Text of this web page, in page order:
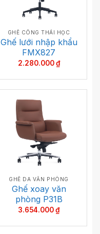
GHẾ CÔNG THÁI HỌC
Ghế lưới nhập khẩu
FMX827
2.280.000₫
GHẾ DA VĂN PHÒNG
Ghế xoay văn
phòng P31B
3.654.000₫